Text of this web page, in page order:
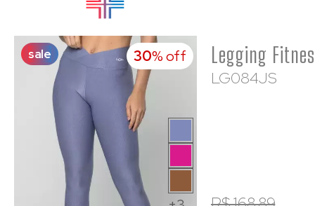
sale 30% off
LG084JS